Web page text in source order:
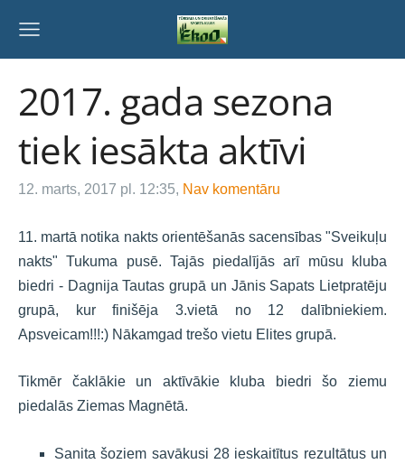
2017. gada sezona
tiek iesākta aktīvi
12. marts, 2017 pl. 12:35, Nav komentāru
11. martā notika nakts orientēšanās sacensības "Sveikuļu
nakts" Tukuma pusē. Tajās piedalījās arī mūsu kluba
biedri - Dagnija Tautas grupā un Jānis Sapats Lietpratēju
grupā, kur finišēja 3.vietā no 12 dalībniekiem.
Apsveicam!!!:) Nākamgad trešo vietu Elites grupā.
Tikmēr čaklākie un aktīvākie kluba biedri šo ziemu
piedalās Ziemas Magnētā.
Sanita šoziem savākusi 28 ieskaitītus rezultātus un